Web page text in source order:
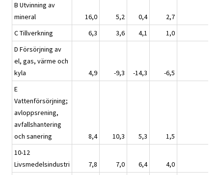
B Utvinning av
mineral
16,0 5,2 0,4 2,7
C Tillverkning
6,3 3,6 4,1 1,0
D Försörjning av
el, gas, värme och
kyla
4,9 -9,3 -14,3 -6,5
E
Vattenförsörjning;
avloppsrening,
avfallshantering
och sanering
8,4 10,3 5,3 1,5
10-12
Livsmedelsindustri
7,8 7,0 6,4 4,0